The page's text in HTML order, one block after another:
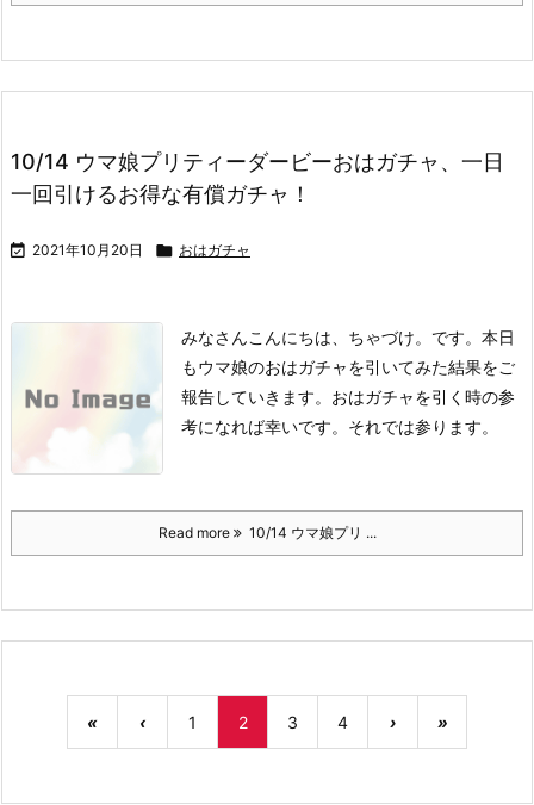
10/14 ウマ娘プリティーダービーおはガチャ、一日
一回引けるお得な有償ガチャ！
 2021年10月20日  おはガチャ
みなさんこんにちは、ちゃづけ。です。 本日
もウマ娘のおはガチャを引いてみた結果をご
報告していきます。 おはガチャを引く時の参
考になれば幸いです。 それでは参ります。
Read more 10/14 ウマ娘プリ ...
« ‹ 1 2 3 4 › »